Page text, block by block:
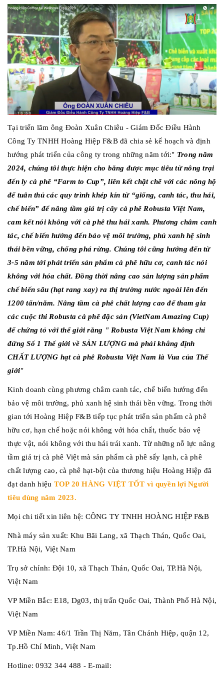
Tại triển lãm ông Đoàn Xuân Chiêu - Giám Đốc Điều Hành
Công Ty TNHH Hoàng Hiệp F&B đã chia sẻ kế hoạch và định
hướng phát triển của công ty trong những năm tới:" Trong năm
2024, chúng tôi thực hiện cho bằng được mục tiêu từ nông trại
đến ly cà phê “Farm to Cup”, liên kết chặt chẽ với các nông hộ
để tuân thủ các quy trình khép kín từ “giống, canh tác, thu hái,
chế biến” để nâng tầm giá trị cây cà phê Robusta Việt Nam,
cam kết nói không với cà phê thu hái xanh. Phương châm canh
tác, chế biến hướng đến bảo vệ môi trường, phủ xanh hệ sinh
thái bền vững, chống phá rừng. Chúng tôi cũng hướng đến từ
3-5 năm tới phát triển sản phẩm cà phê hữu cơ, canh tác nói
không với hóa chất. Đồng thời nâng cao sản lượng sản phẩm
chế biến sâu (hạt rang xay) ra thị trường nước ngoài lên đến
1200 tấn/năm. Nâng tầm cà phê chất lượng cao để tham gia
các cuộc thi Robusta cà phê đặc sản (VietNam Amazing Cup)
để chứng tỏ với thế giới rằng " Robusta Việt Nam không chỉ
đứng Số 1 Thế giới về SẢN LƯỢNG mà phải khẳng định
CHẤT LƯỢNG hạt cà phê Robusta Việt Nam là Vua của Thế
giới"
Kinh doanh cùng phương châm canh tác, chế biến hướng đến
bảo vệ môi trường, phủ xanh hệ sinh thái bền vững. Trong thời
gian tới Hoàng Hiệp F&B tiếp tục phát triển sản phẩm cà phê
hữu cơ, hạn chế hoặc nói không với hóa chất, thuốc bảo vệ
thực vật, nói không với thu hái trái xanh. Từ những nỗ lực nâng
tầm giá trị cà phê Việt mà sản phẩm cà phê sấy lạnh, cà phê
chất lượng cao, cà phê hạt-bột của thương hiệu Hoàng Hiệp đã
đạt danh hiệu TOP 20 HÀNG VIỆT TỐT vì quyền lợi Người
tiêu dùng năm 2023.
Mọi chi tiết xin liên hệ: CÔNG TY TNHH HOÀNG HIỆP F&B
Nhà máy sản xuất: Khu Bãi Lang, xã Thạch Thán, Quốc Oai,
TP.Hà Nội, Việt Nam
Trụ sở chính: Đội 10, xã Thạch Thán, Quốc Oai, TP.Hà Nội,
Việt Nam
VP Miền Bắc: E18, Dg03, thị trấn Quốc Oai, Thành Phố Hà Nội,
Việt Nam
VP Miền Nam: 46/1 Trần Thị Năm, Tân Chánh Hiệp, quận 12,
Tp.Hồ Chí Minh, Việt Nam
Hotline: 0932 344 488 - E-mail: